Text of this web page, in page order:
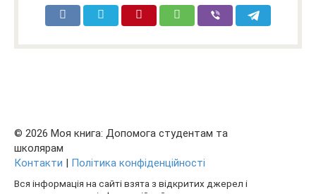
© 2026 Моя книга: Допомога студентам та
школярам
Контакти | Політика конфіденційності
Вся інформація на сайті взята з відкритих джерел і